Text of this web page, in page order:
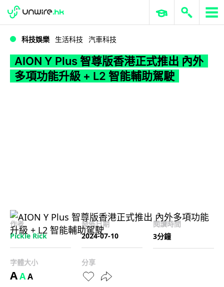
WWDC 2026 ERP 與商業 AI
科技娛樂 生活科技 汽車科技
AION Y Plus 智尊版香港正式推出 內外
多項功能升級 + L2 智能輔助駕駛
作者
Pickle Rick
發佈日期
2024-07-10
閱讀時間
3分鐘
字體大小
AAA
分享